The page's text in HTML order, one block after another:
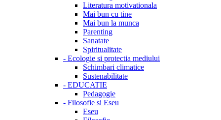
Literatura motivationala
Mai bun cu tine
Mai bun la munca
Parenting
Sanatate
Spiritualitate
- Ecologie si protectia mediului
Schimbari climatice
Sustenabilitate
- EDUCATIE
Pedagogie
- Filosofie si Eseu
Eseu